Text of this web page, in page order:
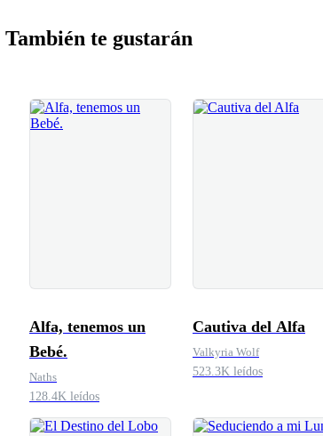
También te gustarán
Alfa, tenemos un
Bebé.
Naths
128.4K leídos
Cautiva del Alfa
Valkyria Wolf
523.3K leídos